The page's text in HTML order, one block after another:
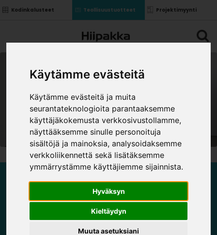
Käytämme evästeitä
Käytämme evästeitä ja muita
seurantateknologioita parantaaksemme
käyttäjäkokemusta verkkosivustollamme,
näyttääksemme sinulle personoituja
sisältöjä ja mainoksia, analysoidaksemme
verkkoliikennettä sekä lisätäksemme
ymmärrystämme käyttäjiemme sijainnista.
Hyväksyn
Kieltäydyn
Muuta asetuksiani
Kodinkalusteet Teollisuustuotteet Projektimyynti
KAKSI- JA KOLMIJALKAISET